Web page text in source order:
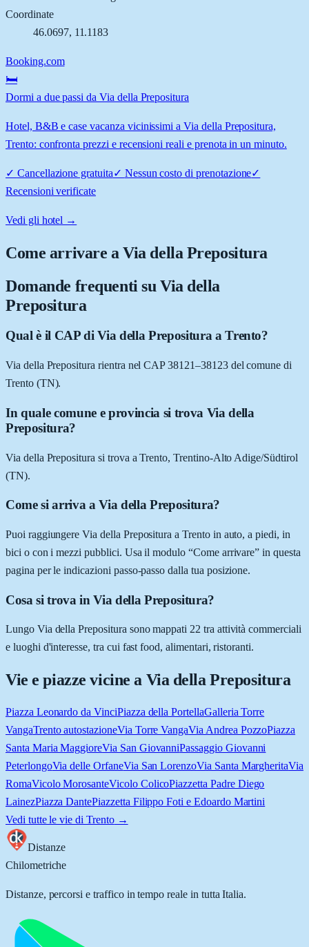
Coordinate
46.0697, 11.1183
Booking.com
🛏️
Dormi a due passi da Via della Prepositura
Hotel, B&B e case vacanza vicinissimi a Via della Prepositura,
Trento: confronta prezzi e recensioni reali e prenota in un minuto.
✓ Cancellazione gratuita✓ Nessun costo di prenotazione✓
Recensioni verificate
Vedi gli hotel →
Come arrivare aVia della Prepositura
Domande frequenti su Via della
Prepositura
Qual è il CAP di Via della Prepositura a Trento?
Via della Prepositura rientra nel CAP 38121–38123 del comune di
Trento (TN).
In quale comune e provincia si trova Via della
Prepositura?
Via della Prepositura si trova a Trento, Trentino-Alto Adige/Südtirol
(TN).
Come si arriva a Via della Prepositura?
Puoi raggiungere Via della Prepositura a Trento in auto, a piedi, in
bici o con i mezzi pubblici. Usa il modulo “Come arrivare” in questa
pagina per le indicazioni passo-passo dalla tua posizione.
Cosa si trova in Via della Prepositura?
Lungo Via della Prepositura sono mappati 22 tra attività commerciali
e luoghi d'interesse, tra cui fast food, alimentari, ristoranti.
Vie e piazze vicine a Via della Prepositura
Piazza Leonardo da VinciPiazza della PortellaGalleria Torre
VangaTrento autostazioneVia Torre VangaVia Andrea PozzoPiazza
Santa Maria MaggioreVia San GiovanniPassaggio Giovanni
PeterlongoVia delle OrfaneVia San LorenzoVia Santa MargheritaVia
RomaVicolo MorosanteVicolo ColicoPiazzetta Padre Diego
LainezPiazza DantePiazzetta Filippo Foti e Edoardo Martini
Vedi tutte le vie di Trento→
Distanze
Chilometriche
Distanze, percorsi e traffico in tempo reale in tutta Italia.